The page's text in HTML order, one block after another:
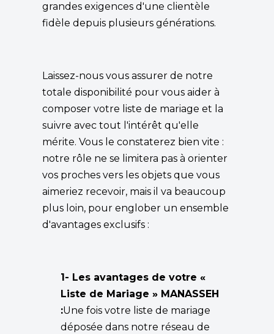
grandes exigences d'une clientèle
fidèle depuis plusieurs générations.
Laissez-nous vous assurer de notre
totale disponibilité pour vous aider à
composer votre liste de mariage et la
suivre avec tout l'intérêt qu'elle
mérite. Vous le constaterez bien vite :
notre rôle ne se limitera pas à orienter
vos proches vers les objets que vous
aimeriez recevoir, mais il va beaucoup
plus loin, pour englober un ensemble
d'avantages exclusifs :
1- Les avantages de votre «
Liste de Mariage » MANASSEH
:Une fois votre liste de mariage
déposée dans notre réseau de